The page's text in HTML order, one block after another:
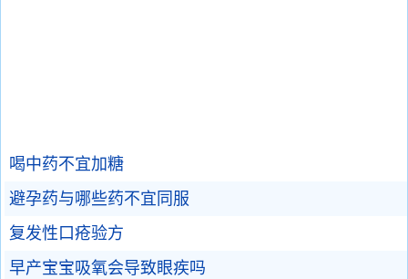
喝中药不宜加糖
避孕药与哪些药不宜同服
复发性口疮验方
早产宝宝吸氧会导致眼疾吗